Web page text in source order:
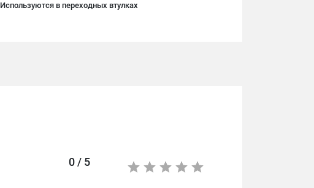
Используются в переходных втулках
0 / 5